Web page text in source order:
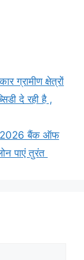
क्षेत्रों
दे रही है ,
2026 बैंक ऑफ
पाएं तुरंत